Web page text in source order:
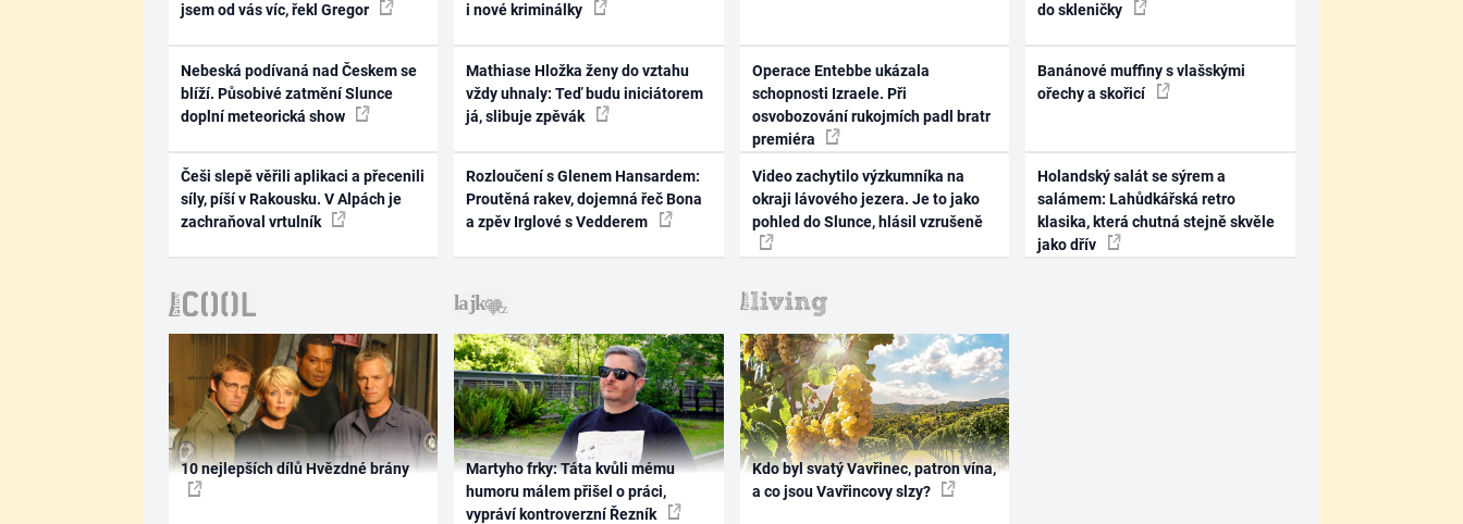
jsem od vás víc, řekl Gregor
Nebeská podívaná nad Českem se
blíží. Působivé zatmění Slunce
doplní meteorická show
Češi slepě věřili aplikaci a přecenili
síly, píší v Rakousku. V Alpách je
zachraňoval vrtulník
i nové kriminálky
Mathiase Hložka ženy do vztahu
vždy uhnaly: Teď budu iniciátorem
já, slibuje zpěvák
Rozloučení s Glenem Hansardem:
Proutěná rakev, dojemná řeč Bona
a zpěv Irglové s Vedderem
Operace Entebbe ukázala
schopnosti Izraele. Při
osvobozování rukojmích padl bratr
premiéra
Video zachytilo výzkumníka na
okraji lávového jezera. Je to jako
pohled do Slunce, hlásil vzrušeně
do skleničky
Banánové muffiny s vlašskými
ořechy a skořicí
Holandský salát se sýrem a
salámem: Lahůdkářská retro
klasika, která chutná stejně skvěle
jako dřív
10 nejlepších dílů Hvězdné brány
Martyho frky: Táta kvůli mému
humoru málem přišel o práci,
vypráví kontroverzní Řezník
Kdo byl svatý Vavřinec, patron vína,
a co jsou Vavřincovy slzy?